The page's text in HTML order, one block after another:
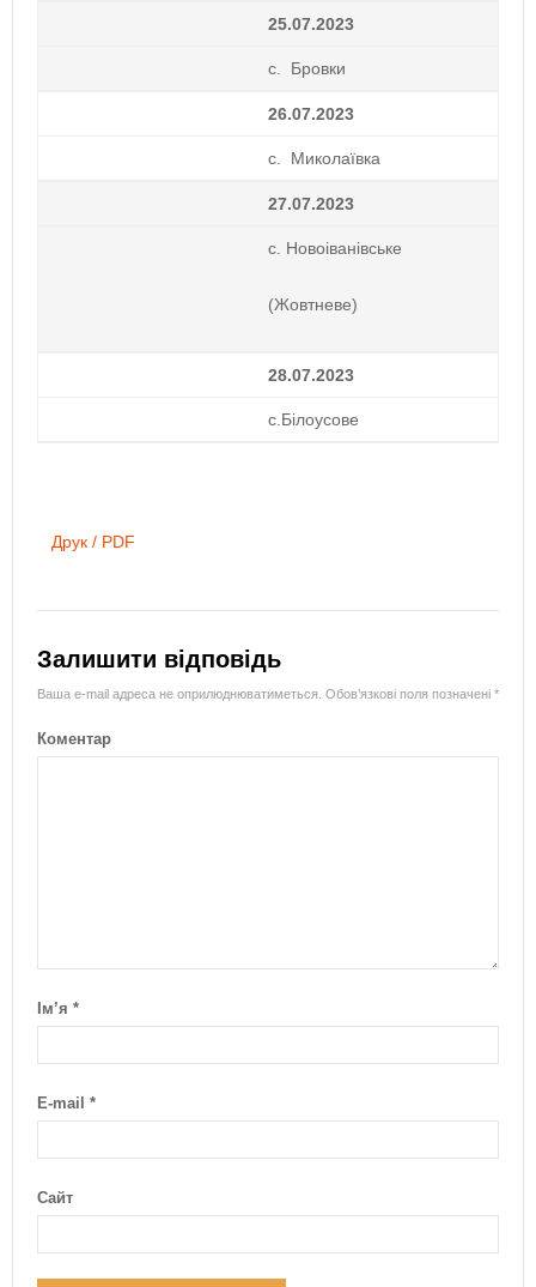
25.07.2023
с. Бровки
26.07.2023
с. Миколаївка
27.07.2023
с. Новоіванівське
(Жовтневе)
28.07.2023
с.Білоусове
Друк / PDF
Залишити відповідь
Ваша e-mail адреса не оприлюднюватиметься. Обов’язкові поля позначені *
Коментар
Ім’я *
E-mail *
Сайт